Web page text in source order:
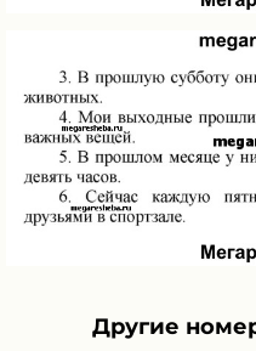
Другие